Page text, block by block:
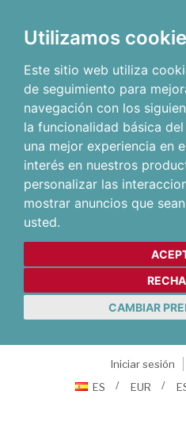
Utilizamos
Este sitio web utiliza
de seguimiento para
navegación con los
la funcionalidad básica
una mejor experiencia en
interés en nuestros
personalizar las
mostrar anuncios que
usted.
CAMBIAR
Iniciar sesión
ES
EUR